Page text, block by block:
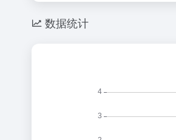
数据统计